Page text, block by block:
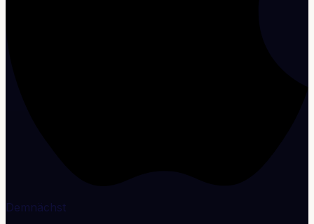
Demnächst